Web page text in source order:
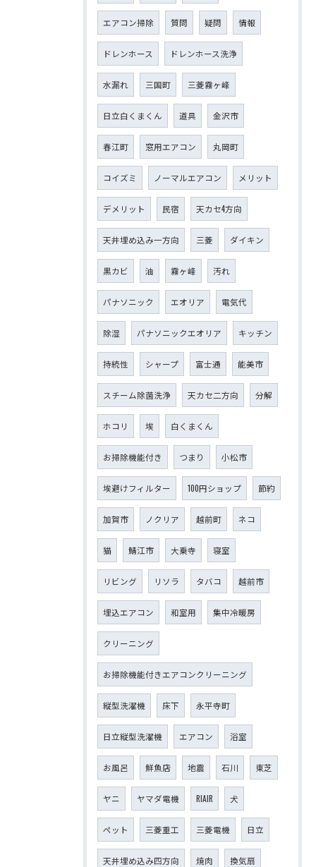
エアコン掃除 質問 疑問 情報
ドレンホース ドレンホース洗浄
水漏れ 三国町 三菱霧ヶ峰
日立白くまくん 道具 金沢市
春江町 窓用エアコン 丸岡町
コイズミ ノーマルエアコン メリット
デメリット 民宿 天カセ4方向
天井埋め込み一方向 三菱 ダイキン
黒カビ 油 霧ヶ峰 汚れ
パナソニック エオリア 電気代
除湿 パナソニックエオリア キッチン
持続性 シャープ 富士通 能美市
スチーム除菌洗浄 天カセ二方向 分解
ホコリ 埃 白くまくん
お掃除機能付き つまり 小松市
埃避けフィルター 100円ショップ 節約
加賀市 ノクリア 越前町 ネコ
猫 鯖江市 大乗寺 寝室
リビング リソラ タバコ 越前市
埋込エアコン 和室用 集中冷暖房
クリーニング
お掃除機能付きエアコンクリーニング
縦型洗濯機 床下 永平寺町
日立縦型洗濯機 エアコン 浴室
お風呂 鮮魚店 地震 石川 東芝
ヤニ ヤマダ電機 RIAIR 犬
ペット 三菱重工 三菱電機 日立
天井埋め込み四方向 焼肉 換気扇